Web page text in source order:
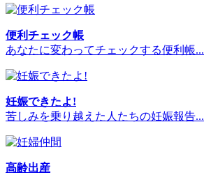
便利チェック帳
あなたに変わってチェックする便利帳...
妊娠できたよ!
苦しみを乗り越えた人たちの妊娠報告...
高齢出産